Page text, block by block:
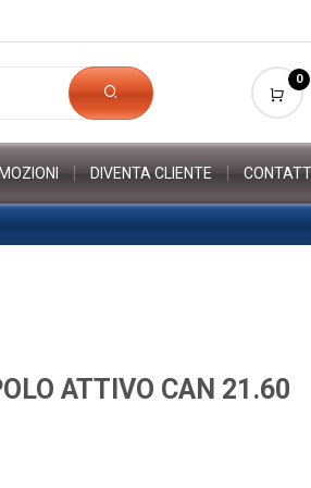
0
DIVENTA CLIENTE
ATTIVO CAN 21.60